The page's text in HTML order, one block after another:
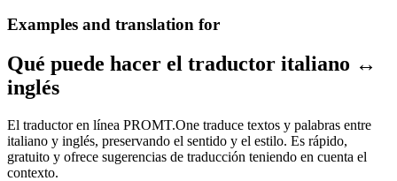
Examples and translation for
Qué puede hacer el traductor italiano ↔
inglés
El traductor en línea PROMT.One traduce textos y palabras entre
italiano y inglés, preservando el sentido y el estilo. Es rápido,
gratuito y ofrece sugerencias de traducción teniendo en cuenta el
contexto.